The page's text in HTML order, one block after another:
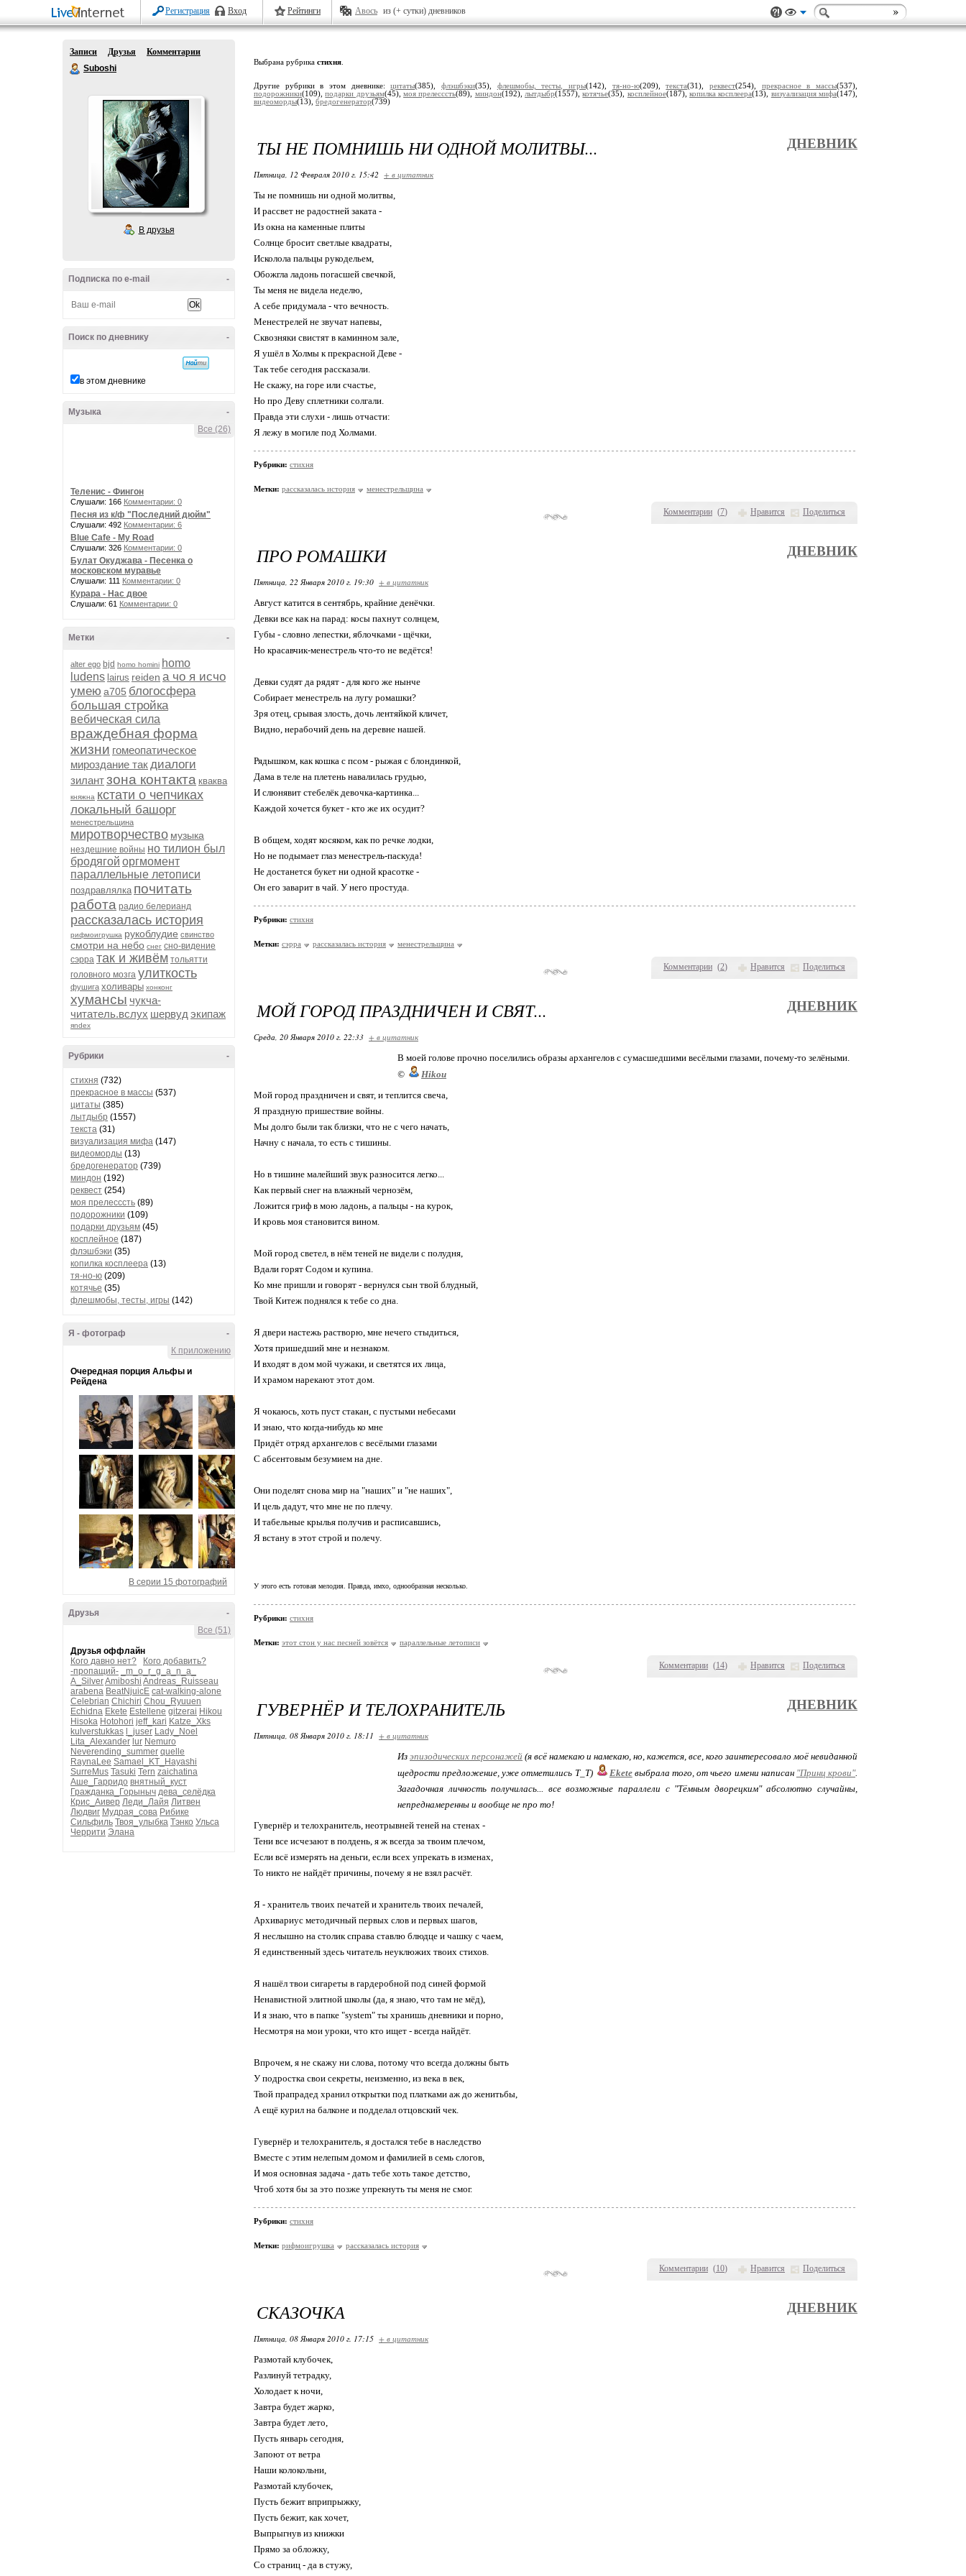
Регистрация Вход Рейтинги Авось из (+ сутки) дневников
Записи Друзья
Комментарии
Suboshi
В друзья
-
Подписка по e-mail
-
Поиск по дневнику
в этом дневнике
-
Музыка
Все (26)
Теленис - Фингон
Слушали: 166 Комментарии: 0
Песня из к/ф "Последний дюйм"
Слушали: 492 Комментарии: 6
Blue Cafe - My Road
Слушали: 326 Комментарии: 0
Булат Окуджава - Песенка о
московском муравье
Слушали: 111 Комментарии: 0
Курара - Нас двое
Слушали: 61 Комментарии: 0
-
Метки
alter ego bjd homo homini homo
ludens lairus reiden а чо я исчо
умею а705 блогосфера
большая стройка
вебическая сила
враждебная форма
жизни гомеопатическое
мироздание такдиалоги
зилантзона контакта кваква
княжна кстати о чепчиках
локальный башорг
менестрельщина
миротворчество музыка
нездешние войны но тилион был
бродягой оргмомент
параллельные летописи
поздравлялка почитать
работа радио белерианд
рассказалась история
рифмоигрушка рукоблудие свинство
смотри на небо снег сно-видение
сэрра так и живём тольятти
головного мозга улиткость
фушига холивары хонконг
хумансы чукча-
читатель.вслух шервуд экипаж
яndex
-
Рубрики
стихня (732)
прекрасное в массы (537)
цитаты (385)
лытдыбр (1557)
текста (31)
визуализация мифа (147)
видеоморды (13)
бредогенератор (739)
миндон (192)
реквест (254)
моя прелесссть (89)
подорожники (109)
подарки друзьям (45)
косплейное (187)
флэшбэки (35)
копилка косплеера (13)
тя-но-ю (209)
котячье (35)
флешмобы, тесты, игры (142)
-
Я - фотограф
К приложению
Очередная порция Альфы и
Рейдена
В серии 15 фотографий
-
Друзья
Все (51)
Друзья оффлайн
Кого давно нет?
Кого добавить?
-пропащий-
_m_o_r_g_a_n_a_
A_SilverAmiboshi Andreas_Ruisseau
arabena BeatNjuicE cat-walking-alone
Celebrian Chichiri Chou_Ryuuen
Echidna Ekete Estellene gitzerai Hikou
Hisoka Hotohori jeff_kari Katze_Xks
kulverstukkas
l_juser Lady_Noel
Lita_Alexander lur Nemuro
Neverending_summer quelle
RaynaLee Samael_KT_Hayashi
SurreMus Tasuki Tern zaichatina
Аше_Гарридо внятный_куст
Гражданка_Горыныч дева_селёдка
Крис_Аивер Леди_Лайя Литвен
Людвиг Мудрая_сова Рибике
Сильфиль Твоя_улыбка Тэнко Ульса
Черрити Элана
Выбрана рубрика стихня
Другие рубрики в этом дневнике:цитаты(385),флэшбэки(35), флешмобы, тесты, игры(142), тя-но-ю(209),текста(31),реквест(254), прекрасное в массы(537),
подорожники(109),подарки друзьям(45),моя прелесссть(89), миндон(192), лытдыбр(1557),котячье(35), косплейное(187),копилка косплеера(13), визуализация мифа(147),
видеоморды(13), бредогенератор(739)
Комментарии (7) Нравится Поделиться
ТЫ НЕ ПОМНИШЬ НИ ОДНОЙ МОЛИТВЫ... ДНЕВНИК
Пятница, 12 Февраля 2010 г. 15:42 + в цитатник
Ты не помнишь ни одной молитвы,
И рассвет не радостней заката -
Из окна на каменные плиты
Солнце бросит светлые квадраты,
Исколола пальцы рукодельем,
Обожгла ладонь погасшей свечкой,
Ты меня не видела неделю,
А себе придумала - что вечность.
Менестрелей не звучат напевы,
Сквозняки свистят в каминном зале,
Я ушёл в Холмы к прекрасной Деве -
Так тебе сегодня рассказали.
Не скажу, на горе или счастье,
Но про Деву сплетники солгали.
Правда эти слухи - лишь отчасти:
Я лежу в могиле под Холмами.
Рубрики: стихня
Метки: рассказалась история менестрельщина
Комментарии (2) Нравится Поделиться
ПРО РОМАШКИ ДНЕВНИК
Пятница, 22 Января 2010 г. 19:30 + в цитатник
Август катится в сентябрь, крайние денёчки.
Девки все как на парад: косы пахнут солнцем,
Губы - словно лепестки, яблочками - щёчки,
Но красавчик-менестрель что-то не ведётся!
Девки судят да рядят - для кого же нынче
Собирает менестрель на лугу ромашки?
Зря отец, срывая злость, дочь лентяйкой кличет,
Видно, нерабочий день на деревне нашей.
Рядышком, как кошка с псом - рыжая с блондинкой,
Дама в теле на плетень навалилась грудью,
И слюнявит стебелёк девочка-картинка...
Каждой хочется букет - кто же их осудит?
В общем, ходят косяком, как по речке лодки,
Но не подымает глаз менестрель-паскуда!
Не достанется букет ни одной красотке -
Он его заварит в чай. У него простуда.
Рубрики: стихня
Метки: сэрра рассказалась история менестрельщина
Комментарии (14) Нравится Поделиться
МОЙ ГОРОД ПРАЗДНИЧЕН И СВЯТ... ДНЕВНИК
Среда, 20 Января 2010 г. 22:33 + в цитатник
В моей голове прочно поселились образы архангелов с сумасшедшими весёлыми глазами, почему-то зелёными.
©
Hikou
Мой город праздничен и свят, и теплится свеча,
Я праздную пришествие войны.
Мы долго были так близки, что не с чего начать,
Начну с начала, то есть с тишины.
Но в тишине малейший звук разносится легко...
Как первый снег на влажный чернозём,
Ложится гриф в мою ладонь, а пальцы - на курок,
И кровь моя становится вином.
Мой город светел, в нём теней не видели с полудня,
Вдали горят Содом и купина.
Ко мне пришли и говорят - вернулся сын твой блудный,
Твой Китеж поднялся к тебе со дна.
Я двери настежь растворю, мне нечего стыдиться,
Хотя пришедший мне и незнаком.
И входят в дом мой чужаки, и светятся их лица,
И храмом нарекают этот дом.
Я чокаюсь, хоть пуст стакан, с пустыми небесами
И знаю, что когда-нибудь ко мне
Придёт отряд архангелов с весёлыми глазами
С абсентовым безумием на дне.
Они поделят снова мир на "наших" и "не наших",
И цель дадут, что мне не по плечу.
И табельные крылья получив и расписавшись,
Я встану в этот строй и полечу.
У этого есть готовая мелодия. Правда, имхо, однообразная несколько.
Рубрики: стихня
Метки: этот стон у нас песней зовётся параллельные летописи
Комментарии (10) Нравится Поделиться
ГУВЕРНЁР И ТЕЛОХРАНИТЕЛЬ ДНЕВНИК
Пятница, 08 Января 2010 г. 18:11 + в цитатник
Из эпизодических персонажей (я всё намекаю и намекаю, но, кажется, все, кого заинтересовало моё невиданной
щедрости предложение, уже отметились Т_Т)
Eketeвыбрала того, от чьего имени написан "Принц крови".
Загадочная личность получилась... все возможные параллели с "Тёмным дворецким" абсолютно случайны,
непреднамеренны и вообще не про то!
Гувернёр и телохранитель, неотрывней теней на стенах -
Тени все исчезают в полдень, я ж всегда за твоим плечом,
Если всё измерять на деньги, если всех упрекать в изменах,
То никто не найдёт причины, почему я не взял расчёт.
Я - хранитель твоих печатей и хранитель твоих печалей,
Архивариус методичный первых слов и первых шагов,
Я неслышно на столик справа ставлю блюдце и чашку с чаем,
Я единственный здесь читатель неуклюжих твоих стихов.
Я нашёл твои сигареты в гардеробной под синей формой
Ненавистной элитной школы (да, я знаю, что там не мёд),
И я знаю, что в папке "system" ты хранишь дневники и порно,
Несмотря на мои уроки, что кто ищет - всегда найдёт.
Впрочем, я не скажу ни слова, потому что всегда должны быть
У подростка свои секреты, неизменно, из века в век,
Твой прапрадед хранил открытки под платками аж до женитьбы,
А ещё курил на балконе и подделал отцовский чек.
Гувернёр и телохранитель, я достался тебе в наследство
Вместе с этим нелепым домом и фамилией в семь слогов,
И моя основная задача - дать тебе хоть такое детство,
Чтоб хотя бы за это позже упрекнуть ты меня не смог.
Рубрики: стихня
Метки: рифмоигрушка рассказалась история
СКАЗОЧКА ДНЕВНИК
Пятница, 08 Января 2010 г. 17:15 + в цитатник
Размотай клубочек,
Разлинуй тетрадку,
Холодает к ночи,
Завтра будет жарко,
Завтра будет лето,
Пусть январь сегодня,
Запоют от ветра
Наши колокольни,
Размотай клубочек,
Пусть бежит вприпрыжку,
Пусть бежит, как хочет,
Выпрыгнув из книжки
Прямо за обложку,
Со страниц - да в стужу,